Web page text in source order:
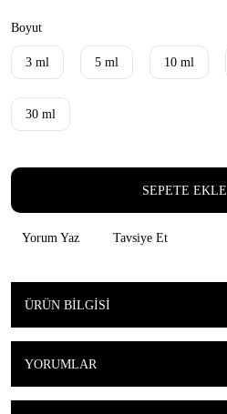
Boyut
3 ml 5 ml 10 ml
30 ml
SEPETE EKLE
Yorum Yaz Tavsiye Et
ÜRÜN BILGISI
YORUMLAR